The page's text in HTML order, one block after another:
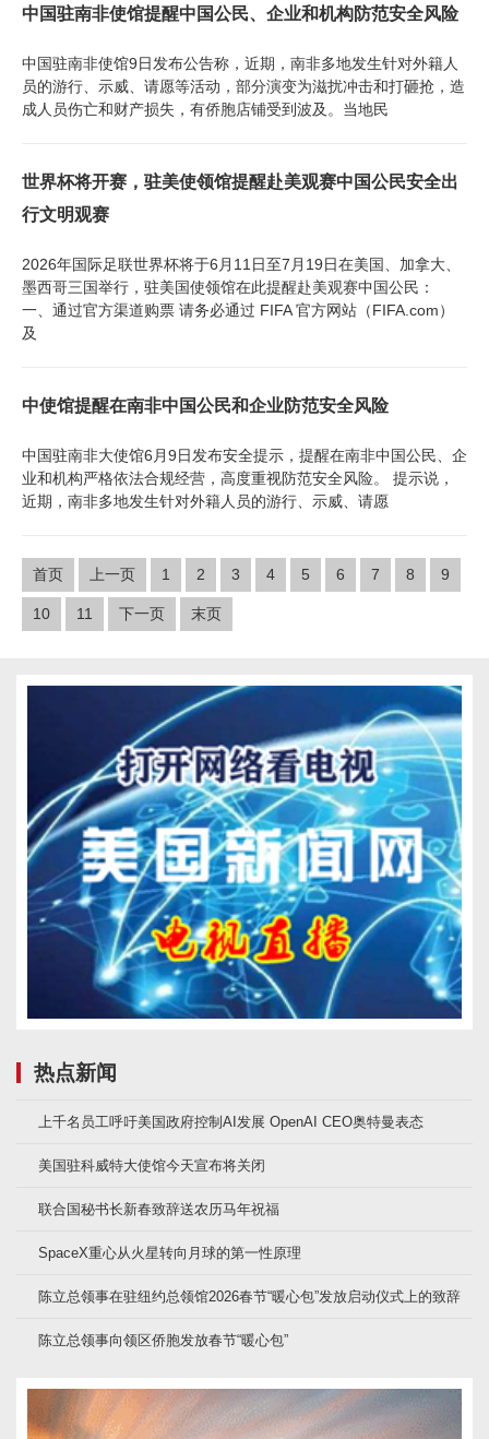
中国驻南非使馆提醒中国公民、企业和机构防范安全风险
中国驻南非使馆9日发布公告称，近期，南非多地发生针对外籍人
员的游行、示威、请愿等活动，部分演变为滋扰冲击和打砸抢，造
成人员伤亡和财产损失，有侨胞店铺受到波及。当地民
世界杯将开赛，驻美使领馆提醒赴美观赛中国公民安全出
行文明观赛
2026年国际足联世界杯将于6月11日至7月19日在美国、加拿大、
墨西哥三国举行，驻美国使领馆在此提醒赴美观赛中国公民：
一、通过官方渠道购票 请务必通过 FIFA 官方网站（FIFA.com）
及
中使馆提醒在南非中国公民和企业防范安全风险
中国驻南非大使馆6月9日发布安全提示，提醒在南非中国公民、企
业和机构严格依法合规经营，高度重视防范安全风险。 提示说，
近期，南非多地发生针对外籍人员的游行、示威、请愿
首页 上一页 1 2 3 4 5 6 7 8 9
10 11 下一页 末页
热点新闻
上千名员工呼吁美国政府控制AI发展 OpenAI CEO奥特曼表态
美国驻科威特大使馆今天宣布将关闭
联合国秘书长新春致辞送农历马年祝福
SpaceX重心从火星转向月球的第一性原理
陈立总领事在驻纽约总领馆2026春节“暖心包”发放启动仪式上的致辞
陈立总领事向领区侨胞发放春节“暖心包”